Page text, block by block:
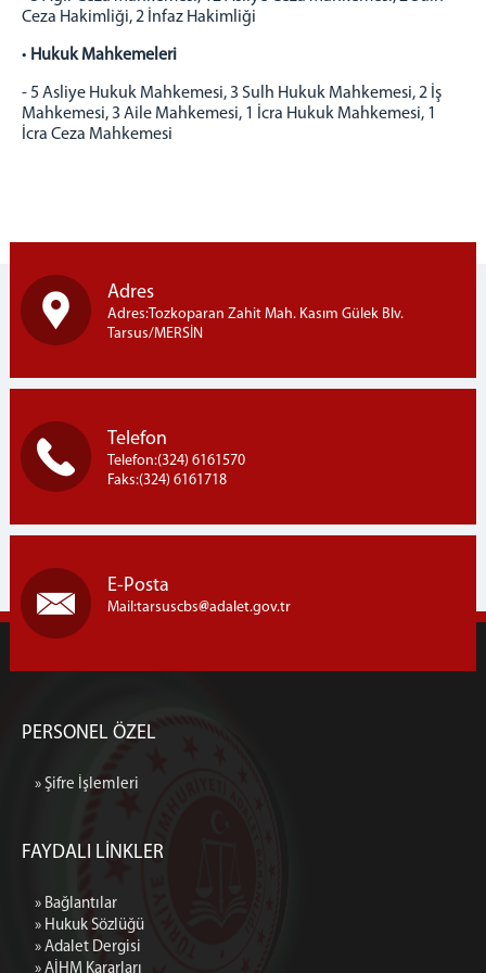
Cumhuriyet Başsavcı Vekilleri
C. Başsavcılığı Birimleri
MAHKEMELER
KOMİSYON
Ceza Hakimliği, 2 İnfaz Hakimliği
• Hukuk Mahkemeleri
- 5 Asliye Hukuk Mahkemesi, 3 Sulh Hukuk Mahkemesi, 2 İş
Mahkemesi, 3 Aile Mahkemesi, 1 İcra Hukuk Mahkemesi, 1
İcra Ceza Mahkemesi
Adres
Adres:Tozkoparan Zahit Mah. Kasım Gülek Blv.
Tarsus/MERSİN
Telefon
Telefon:(324) 6161570
Faks:(324) 6161718
E-Posta
Mail:tarsuscbs adalet.gov.tr
PERSONEL ÖZEL
» Şifre İşlemleri
FAYDALI LİNKLER
» Bağlantılar
» Hukuk Sözlüğü
» Adalet Dergisi
» AİHM Kararları